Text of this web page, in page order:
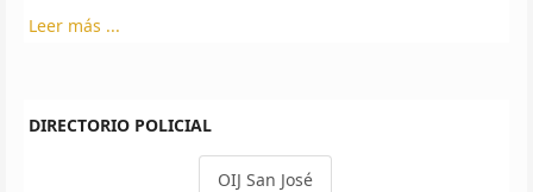
Leer más ...
DIRECTORIO POLICIAL
OIJ San José